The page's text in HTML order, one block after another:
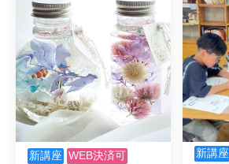
新講座 WEB決済可 新講座